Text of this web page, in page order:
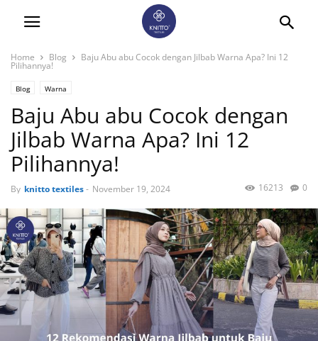
Home Blog Baju Abu abu Cocok dengan Jilbab Warna Apa? Ini 12
Pilihannya!
Blog Warna
Baju Abu abu Cocok dengan
Jilbab Warna Apa? Ini 12
Pilihannya!
By knitto textiles- November 19, 2024 0
16213